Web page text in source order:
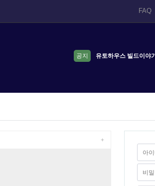
FAQ
공지 유토하우스 빌드이야기
+